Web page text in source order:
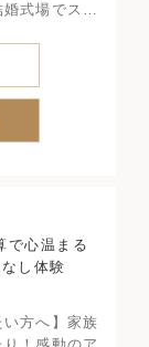
式場でスカ
で心温まる
し体験
い方へ】家族